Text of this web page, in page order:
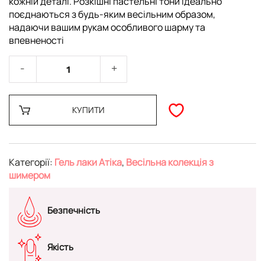
поєднаються з будь-яким весільним образом,
надаючи вашим рукам особливого шарму та
впевненості
КУПИТИ
Категорії: Гель лаки Атіка, Весільна колекція з
шимером
Безпечність
Якість